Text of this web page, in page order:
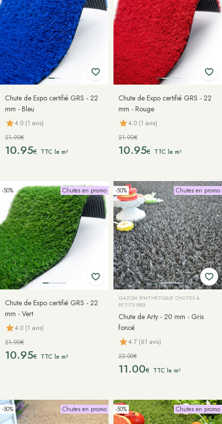
Chute de Expo certifié GRS - 22
mm - Bleu
4.0 (1 avis)
21.90€
10.95€ TTC le m²
Chute de Expo certifié GRS - 22
mm - Rouge
4.0 (1 avis)
21.90€
10.95€ TTC le m²
-50% Chutes en promo
Chute de Expo certifié GRS - 22
mm - Vert
4.0 (1 avis)
21.90€
10.95€ TTC le m²
-50% Chutes en promo
GAZON SYNTHÉTIQUE CHUTES À
PETITS PRIX
Chute de Arty - 20 mm - Gris
foncé
4.7 (61 avis)
22.00€
11.00€ TTC le m²
-50% Chutes en promo -50% Chutes en promo